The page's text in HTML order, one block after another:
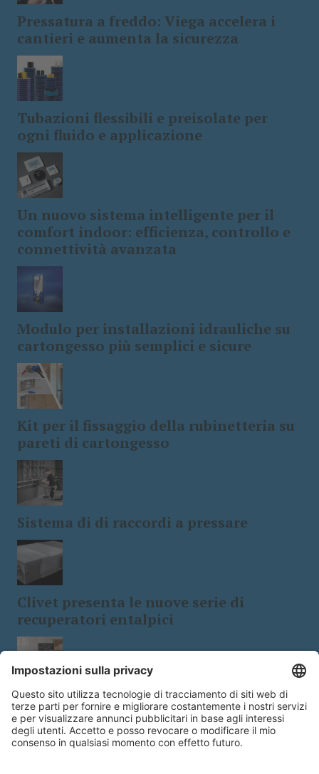
Pressatura a freddo: Viega accelera i
cantieri e aumenta la sicurezza
Tubazioni flessibili e preisolate per
ogni fluido e applicazione
Un nuovo sistema intelligente per il
comfort indoor: efficienza, controllo e
connettività avanzata
Modulo per installazioni idrauliche su
cartongesso più semplici e sicure
Kit per il fissaggio della rubinetteria su
pareti di cartongesso
Sistema di di raccordi a pressare
Clivet presenta le nuove serie di
recuperatori entalpici
Tecnologia e design: le stufe a
biomassa a 5 stelle